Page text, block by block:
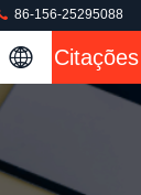
86-156-25295088
Citações